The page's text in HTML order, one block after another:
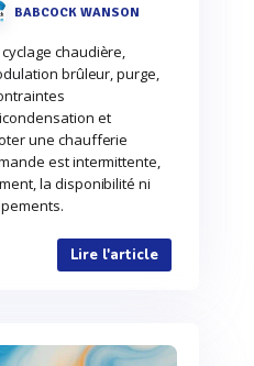
BABCOCK WANSON
chaudière,
brûleur, purge,
et
une chaufferie
est intermittente,
la disponibilité ni
Lire l'article